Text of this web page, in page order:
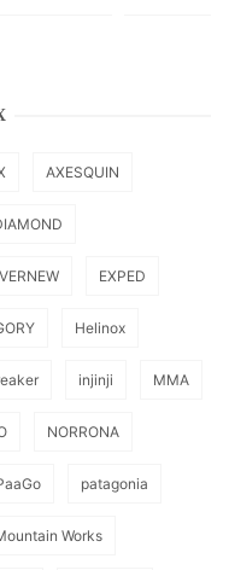
AXESQUIN
EXPED
Helinox
injinji MMA
NORRONA
patagonia
Works